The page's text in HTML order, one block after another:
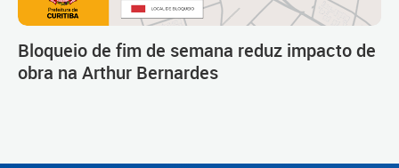
Bloqueio de fim de semana reduz impacto de
obra na Arthur Bernardes